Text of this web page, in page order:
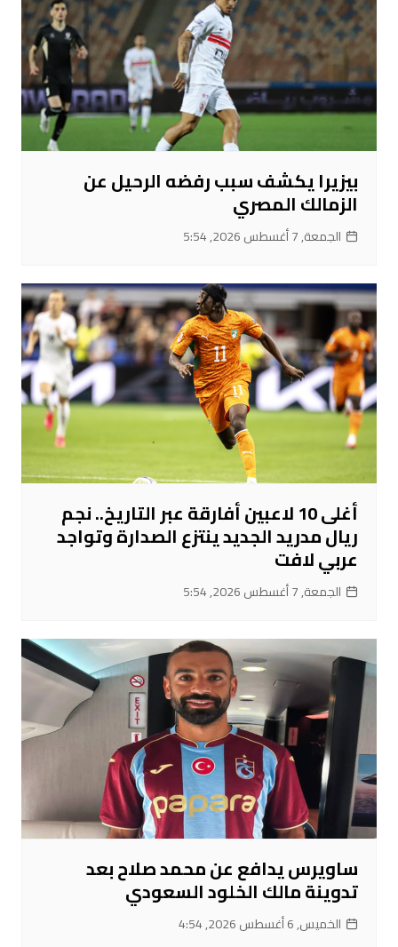
بيزيرا يكشف سبب رفضه الرحيل عن
الزمالك المصري
الجمعة, 7 أغسطس 2026, 5:54
أغلى 10 لاعبين أفارقة عبر التاريخ.. نجم
ريال مدريد الجديد ينتزع الصدارة وتواجد
عربي لافت
الجمعة, 7 أغسطس 2026, 5:54
ساويرس يدافع عن محمد صلاح بعد
تدوينة مالك الخلود السعودي
الخميس, 6 أغسطس 2026, 4:54